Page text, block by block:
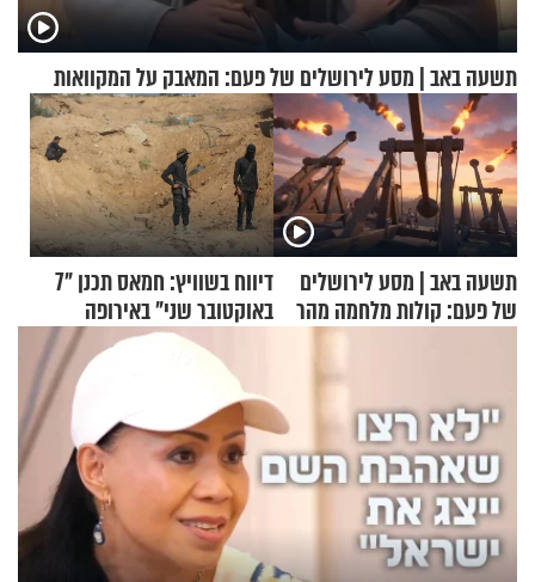
תשעה באב | מסע לירושלים של פעם: המאבק על המקוואות
תשעה באב | מסע לירושלים
של פעם: קולות מלחמה מהר
דיווח בשוויץ: חמאס תכנן "7
באוקטובר שני" באירופה